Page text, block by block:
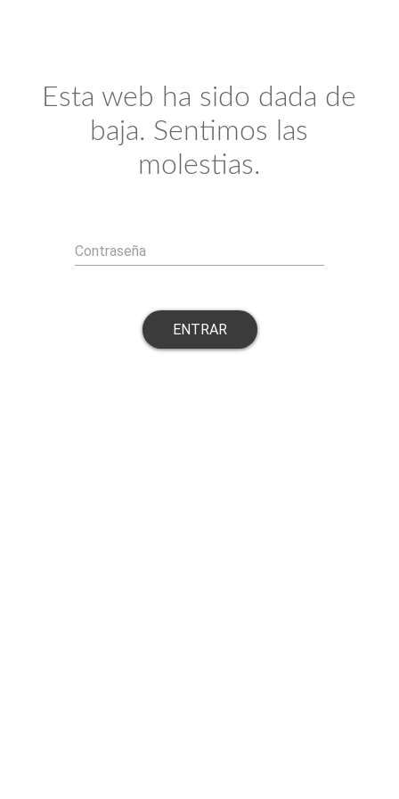
Esta web ha sido dada de
baja. Sentimos las
molestias.
Contraseña
ENTRAR